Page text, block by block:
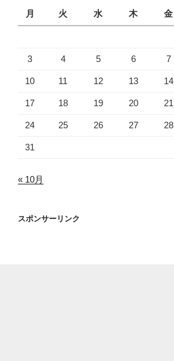
月
火 水 木 金
3 4 5 6 7
10 11 12 13 14
17 18 19 20 21
24 25 26 27 28
31
« 10月
スポンサーリンク